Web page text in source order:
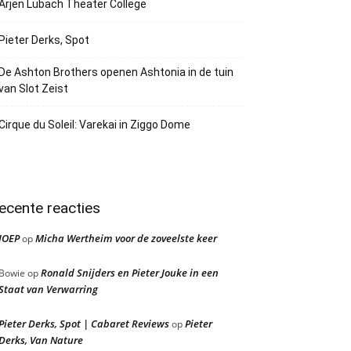
Lubach Theater College
Derks, Spot
Ashton Brothers openen Ashtonia in de tuin
Slot Zeist
du Soleil: Varekai in Ziggo Dome
reacties
opMicha Wertheim voor de zoveelste keer
opRonald Snijders en Pieter Jouke in een
van Verwarring
Derks, Spot | Cabaret ReviewsopPieter
Van Nature